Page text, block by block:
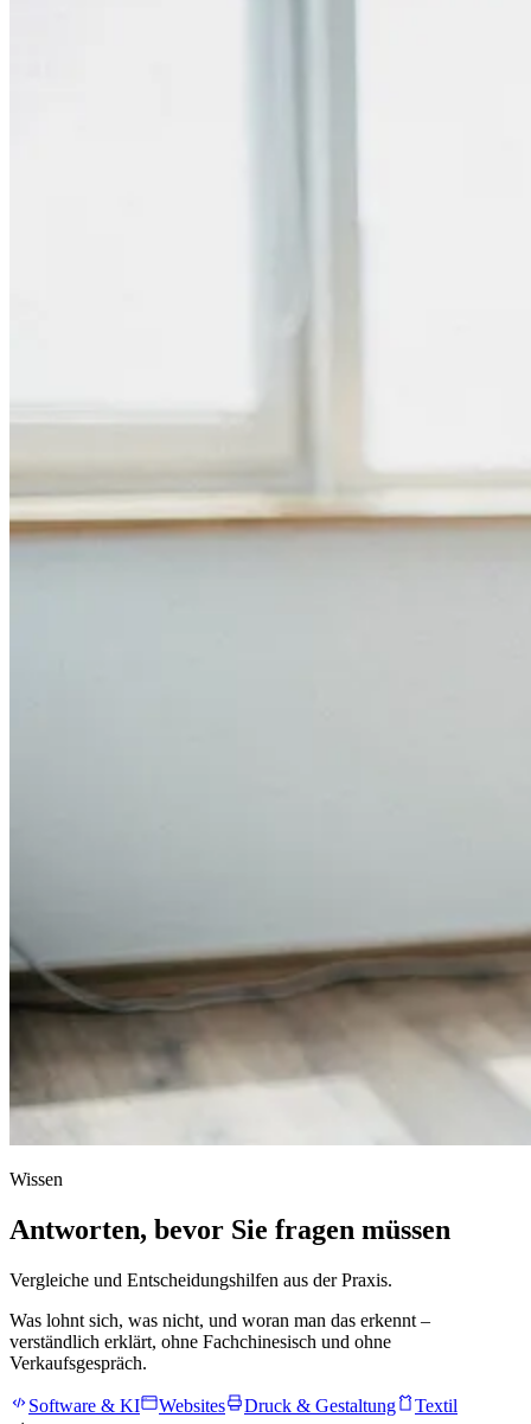
Wissen
Antworten, bevor Sie fragen müssen
Vergleiche und Entscheidungshilfen aus der Praxis.
Was lohnt sich, was nicht, und woran man das erkennt –
verständlich erklärt, ohne Fachchinesisch und ohne
Verkaufsgespräch.
Software & KI Websites Druck & Gestaltung Textil